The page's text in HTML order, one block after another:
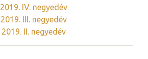
2019. IV. negyedév
2019. III. negyedév
2019. II. negyedév